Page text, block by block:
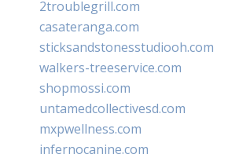
2troublegrill.com
casateranga.com
sticksandstonesstudiooh.com
walkers-treeservice.com
shopmossi.com
untamedcollectivesd.com
mxpwellness.com
infernocanine.com